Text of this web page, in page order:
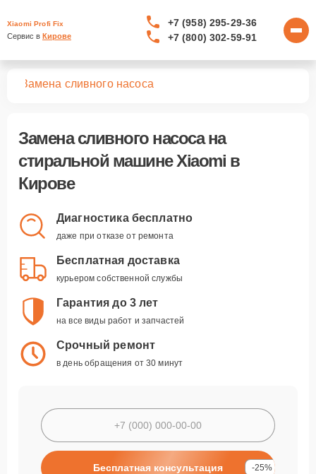
Xiaomi Profi Fix
Сервис в Кирове
+7 (958) 295-29-36
+7 (800) 302-59-91
Замена сливного насоса
Замена сливного насосана
стиральной машине Xiaomi в
Кирове
Диагностика бесплатно
даже при отказе от ремонта
Бесплатная доставка
курьером собственной службы
Гарантия до 3 лет
на все виды работ и запчастей
Срочный ремонт
в день обращения от 30 минут
Бесплатная консультация -25%